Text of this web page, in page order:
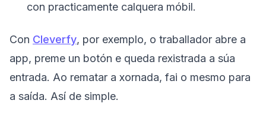
con practicamente calquera móbil.
Con Cleverfy, por exemplo, o traballador abre a
app, preme un botón e queda rexistrada a súa
entrada. Ao rematar a xornada, fai o mesmo para
a saída. Así de simple.